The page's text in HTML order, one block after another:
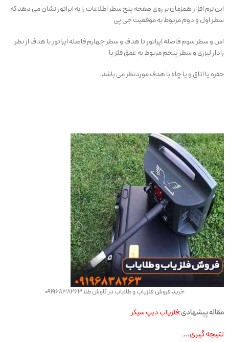
این نرم افزار همزمان بر روی صفحه پنج سطر اطلاعات را به اپراتور نشان می دهد که
سطر اول و دوم مربوط به موقعیت جی پی
اس و سطر سوم فاصله اپراتور تا هدف و سطر چهارم فاصله اپراتور با هدف از نظر
رادار لیزری و سطر پنجم مربوط به عمق فلز یا
حفره یا اتاق و یا چاه با هدف موردنظر می باشد.
خرید فروش فلزیاب و طلایاب در کاوش طلا 09196838263
مقاله پیشهادی:فلزیاب دیپ سیکر
نتیجه گیری….